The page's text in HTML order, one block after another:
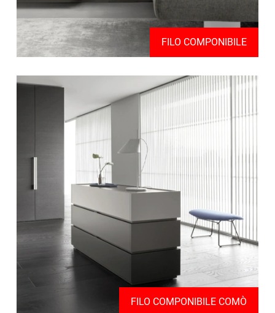
FILO COMPONIBILE
FILO COMPONIBILE COMÒ